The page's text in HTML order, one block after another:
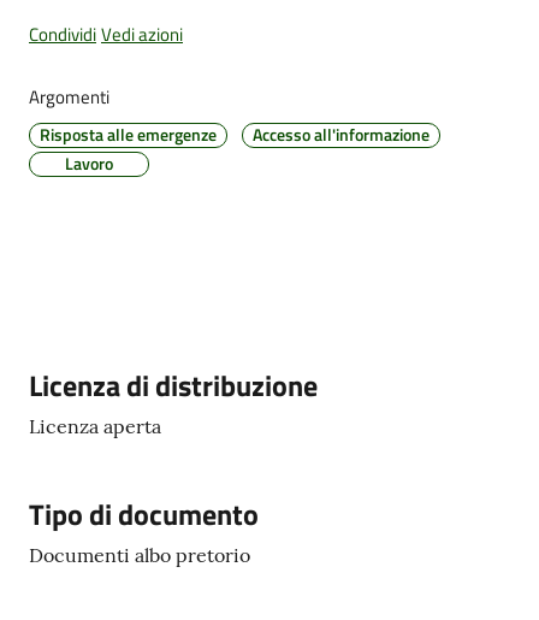
CondividiVedi azioni
Argomenti
Risposta alle emergenze
Accesso all'informazione
Lavoro
Descrizione
Licenza di distribuzione
Licenza aperta
Tipo di documento
Documenti albo pretorio